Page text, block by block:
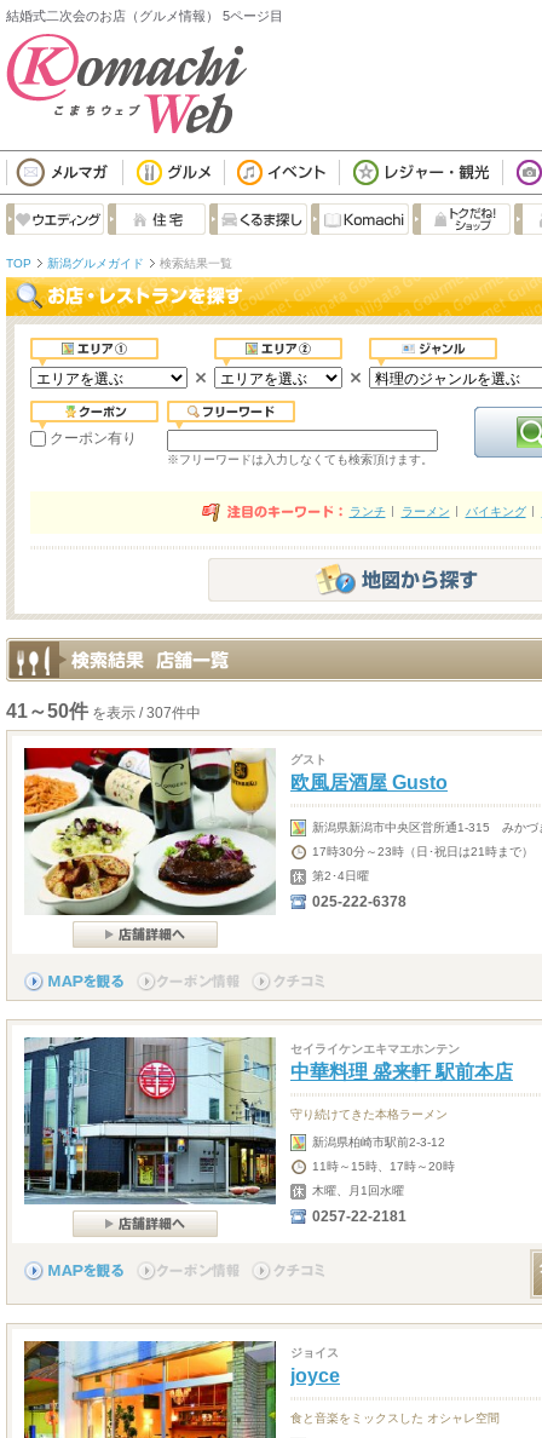
結婚式二次会のお店（グルメ情報） 5ページ目
TOP 新潟グルメガイド 検索結果一覧
クーポン有り
※フリーワードは入力しなくても検索頂けます。
ランチ ラーメン バイキング
41～50件 を表示 / 307件中
グスト
欧風居酒屋 Gusto
新潟県新潟市中央区営所通1-315 みかづ
17時30分～23時（日･祝日は21時まで）
第2･4日曜
025-222-6378
セイライケンエキマエホンテン
中華料理 盛来軒 駅前本店
守り続けてきた本格ラーメン
新潟県柏崎市駅前2-3-12
11時～15時、17時～20時
木曜、月1回水曜
0257-22-2181
ジョイス
joyce
食と音楽をミックスした オシャレ空間